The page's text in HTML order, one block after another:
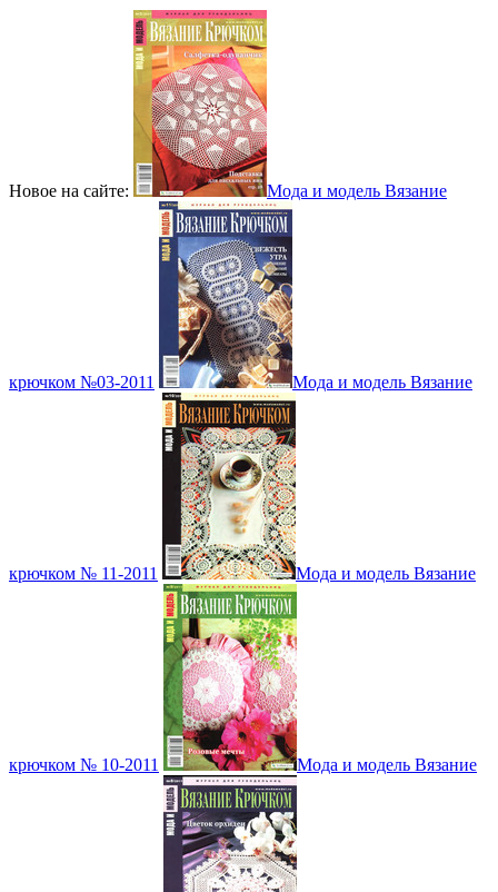
Новое на сайте: Мода и модель Вязание
крючком №03-2011 Мода и модель Вязание
крючком № 11-2011 Мода и модель Вязание
крючком № 10-2011 Мода и модель Вязание